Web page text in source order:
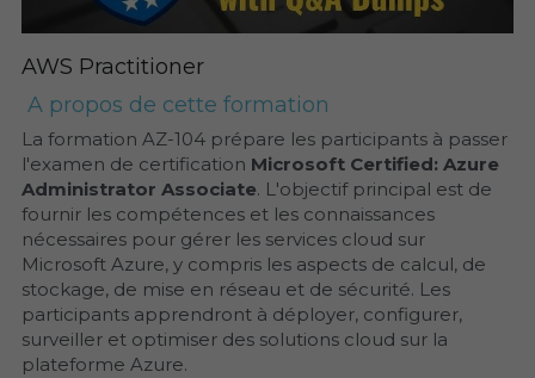
AWS Practitioner
A propos de cette formation
La formation AZ-104 prépare les participants à passer
l'examen de certification Microsoft Certified: Azure
Administrator Associate. L'objectif principal est de
fournir les compétences et les connaissances
nécessaires pour gérer les services cloud sur
Microsoft Azure, y compris les aspects de calcul, de
stockage, de mise en réseau et de sécurité. Les
participants apprendront à déployer, configurer,
surveiller et optimiser des solutions cloud sur la
plateforme Azure.